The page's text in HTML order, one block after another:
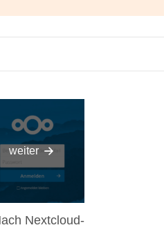
weiter
Nextcloud-